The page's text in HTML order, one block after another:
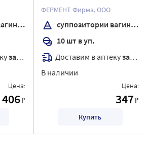
завтра
Цена:
406₽
вагинальные
ФЕРМЕНТ Фирма, ООО
суппозитории вагинальные
10 шт в уп.
Доставим в аптекузавтра
В наличии
Цена:
347₽
Купить